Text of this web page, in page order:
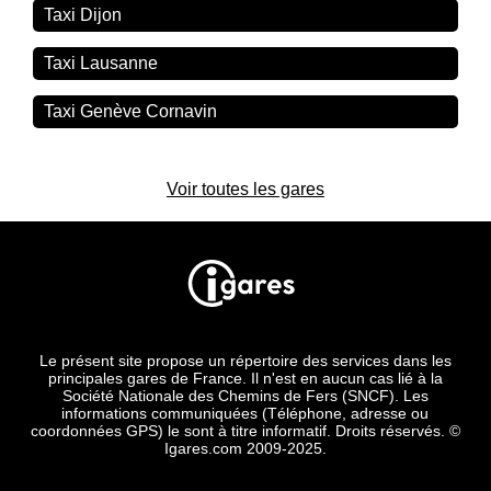
Taxi Dijon
Taxi Lausanne
Taxi Genève Cornavin
Voir toutes les gares
Le présent site propose un répertoire des services dans les
principales gares de France. Il n'est en aucun cas lié à la
Société Nationale des Chemins de Fers (SNCF). Les
informations communiquées (Téléphone, adresse ou
coordonnées GPS) le sont à titre informatif. Droits réservés. ©
Igares.com 2009-2025.